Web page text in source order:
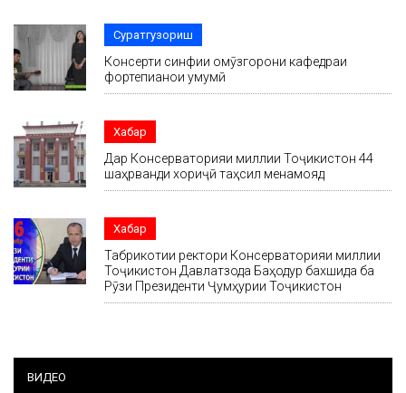
Суратгузориш
Консерти синфии омӯзгорони кафедраи
фортепианои умумӣ
Хабар
Дар Консерваторияи миллии Тоҷикистон 44
шаҳрванди хориҷӣ таҳсил менамояд
Хабар
Табрикотии ректори Консерваторияи миллии
Тоҷикистон Давлатзода Баҳодур бахшида ба
Рӯзи Президенти Ҷумҳурии Тоҷикистон
ВИДЕО